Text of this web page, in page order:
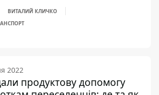
ВИТАЛИЙ КЛИЧКО
2022
продуктову допомогу